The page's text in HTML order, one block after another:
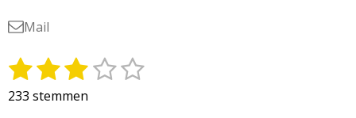
Mail
R
a
t
1
s
2
s
3
s
4 5
S
233 stemmen